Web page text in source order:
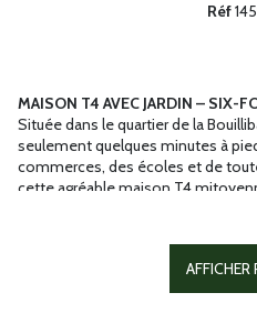
Réf
MAISON T4 AVEC JARDIN – SIX-
Située dans le quartier de la
seulement quelques minutes à
commerces, des écoles et de
cette agréable maison T4
D'une surface habitable de 90,1
chaussée un bel espace de vie
ouverte, idéal pour partager des
AFFICHER